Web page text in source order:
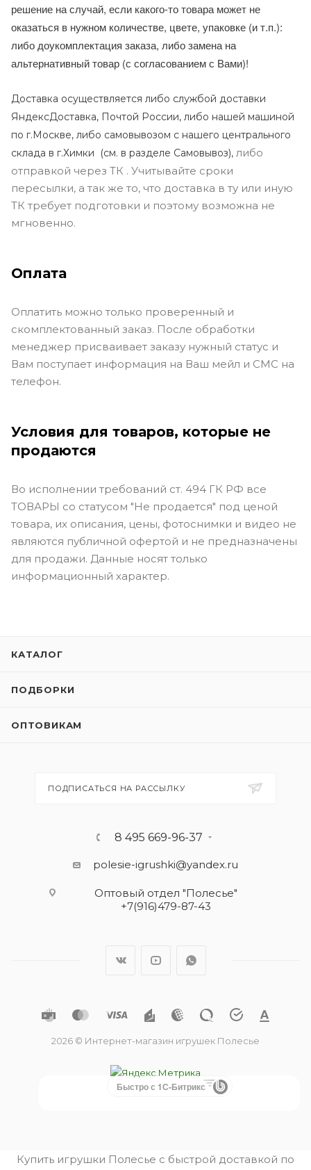
решение на случай, если какого-то товара может не
оказаться в нужном количестве, цвете, упаковке (и т.п.):
либо доукомплектация заказа, либо замена на
альтернативный товар (с согласованием с Вами)!
Доставка осуществляется либо службой доставки
ЯндексДоставка, Почтой России, либо нашей машиной
по г.Москве, либо самовывозом с нашего центрального
склада в г.Химки (см. в разделе Самовывоз), либо
отправкой через ТК . Учитывайте сроки
пересылки, а так же то, что доставка в ту или иную
ТК требует подготовки и поэтому возможна не
мгновенно.
Оплата
Оплатить можно только проверенный и
скомплектованный заказ. После обработки
менеджер присваивает заказу нужный статус и
Вам поступает информация на Ваш мейл и СМС на
телефон.
Условия для товаров, которые не
продаются
Во исполнении требований ст. 494 ГК РФ все
ТОВАРЫ со статусом "Не продается" под ценой
товара, их описания, цены, фотоснимки и видео не
являются публичной офертой и не предназначены
для продажи. Данные носят только
информационный характер.
КАТАЛОГ
ПОДБОРКИ
ОПТОВИКАМ
ПОДПИСАТЬСЯ НА РАССЫЛКУ
8 495 669-96-37
polesie-igrushki@yandex.ru
Оптовый отдел "Полесье"
+7(916)479-87-43
2026 © Интернет-магазин игрушек Полесье
Быстро с 1С-Битрикс
Купить игрушки Полесье с быстрой доставкой по